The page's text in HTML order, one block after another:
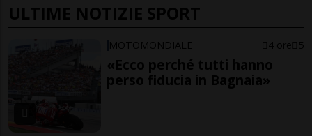
ULTIME NOTIZIE SPORT
MOTOMONDIALE 4 ore 5
«Ecco perché tutti hanno
perso fiducia in Bagnaia»